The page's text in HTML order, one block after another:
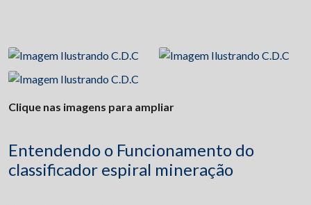
Clique nas imagens para ampliar
Entendendo o Funcionamento do
classificador espiral mineração